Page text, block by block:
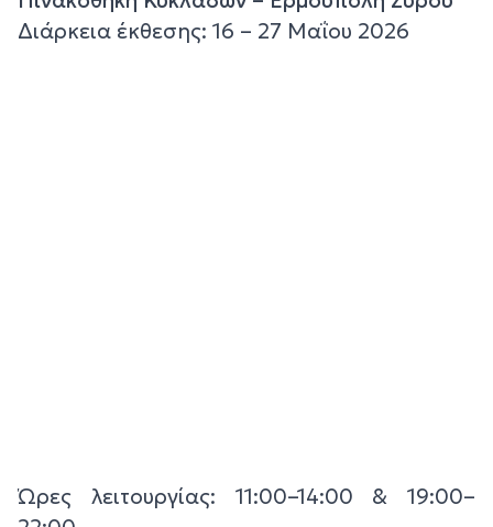
Διάρκεια έκθεσης: 16 – 27 Μαΐου 2026
Ώρες λειτουργίας: 11:00–14:00 & 19:00–